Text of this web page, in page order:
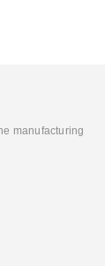
manufacturing